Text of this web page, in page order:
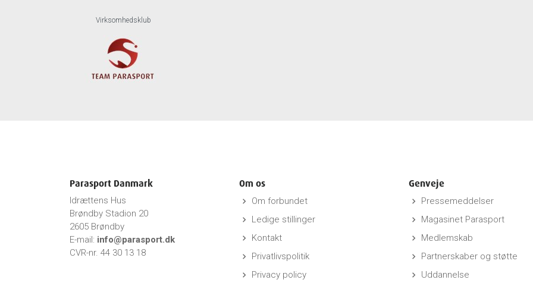
Virksomhedsklub
Parasport Danmark
Idrættens Hus
Brøndby Stadion 20
2605 Brøndby
E-mail: info@parasport.dk
CVR-nr. 44 30 13 18
Om os
keyboard_arrow_right Om forbundet
keyboard_arrow_right Ledige stillinger
keyboard_arrow_right Kontakt
keyboard_arrow_right Privatlivspolitik
keyboard_arrow_right Privacy policy
Genveje
keyboard_arrow_right Pressemeddelser
keyboard_arrow_right Magasinet Parasport
keyboard_arrow_right Medlemskab
keyboard_arrow_right Partnerskaber og støtte
keyboard_arrow_right Uddannelse